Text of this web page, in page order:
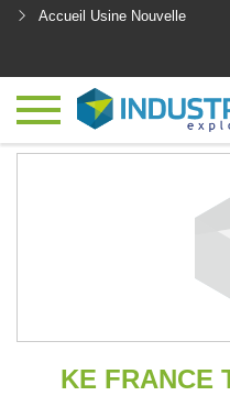
Accueil Usine Nouvelle
KE FRANCE